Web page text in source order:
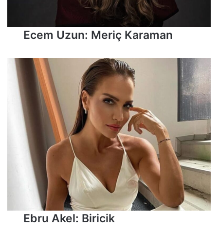
Ecem Uzun: Meriç Karaman
Ebru Akel: Biricik